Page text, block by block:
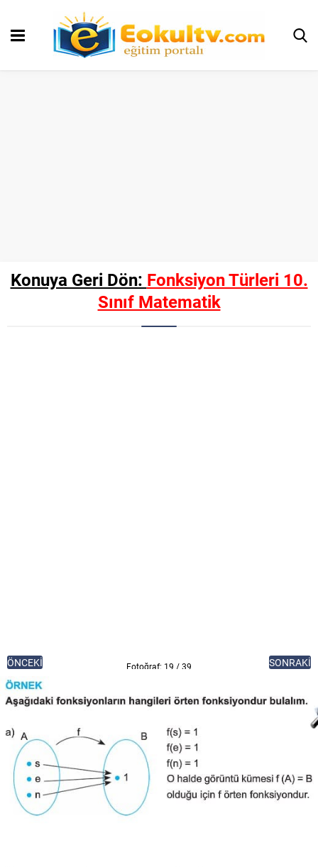
Konuya Geri Dön: Fonksiyon Türleri 10.
Sınıf Matematik
ÖNCEKİ Fotoğraf: 19 / 39 SONRAKİ